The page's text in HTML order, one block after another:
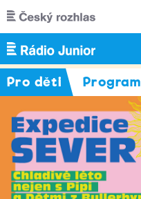
Přejít k hlavnímu obsahu
Pro děti Program